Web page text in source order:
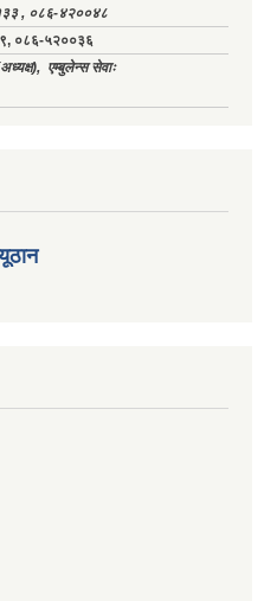
, ०८६-४२००४८
०८६-५२००३६
एम्बुलेन्स सेवाः